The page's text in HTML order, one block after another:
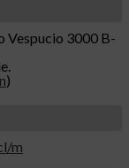
Vespucio 3000 B-
)
m